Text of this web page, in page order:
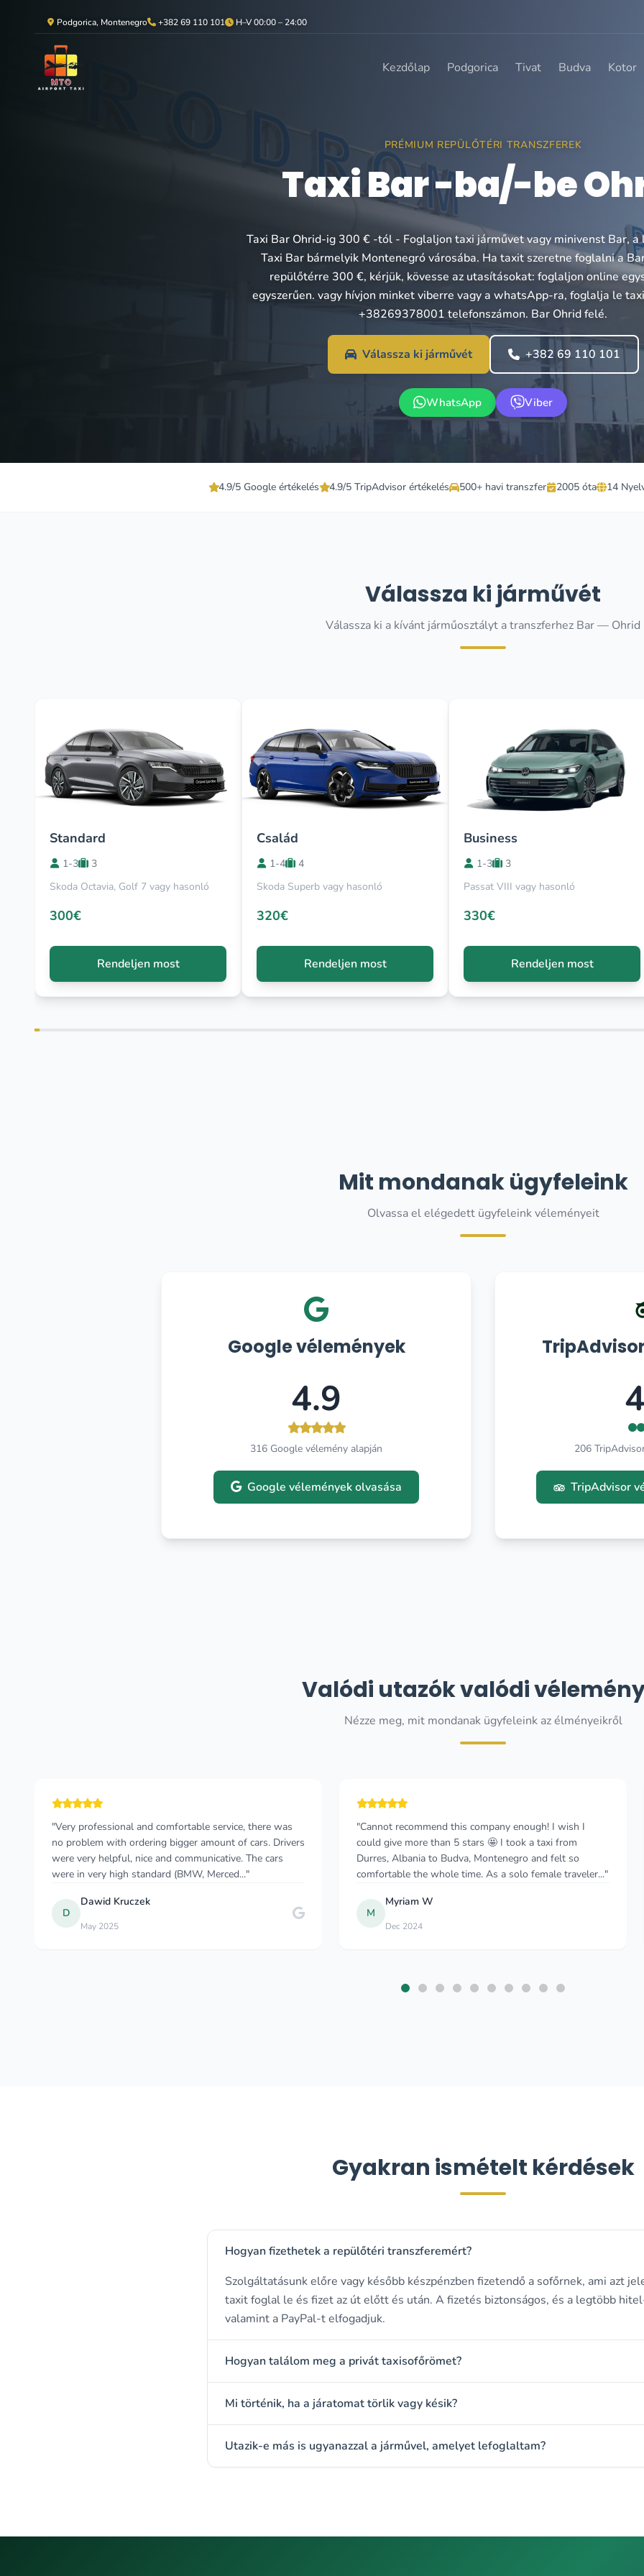
Podgorica, Montenegro +382 69 110 101 H–V 00:00 – 24:00
Kezdőlap Podgorica Tivat Budva Kotor
PRÉMIUM REPÜLŐTÉRI TRANSZFEREK
Taxi Bar -ba/-be
Taxi Bar Ohrid-ig 300 € -tól - Foglaljon taxi járművet vagy minivenst Bar, a
Taxi Bar bármelyik Montenegró városába. Ha taxit szeretne foglalni a
repülőtérre 300 €, kérjük, kövesse az utasításokat: foglaljon online
egyszerűen. vagy hívjon minket viberre vagy a whatsApp-ra, foglalja le
+38269378001 telefonszámon. Bar Ohrid felé.
Válassza ki járművét +382 69 110 101
WhatsApp Viber
4.9/5 Google értékelés 4.9/5 TripAdvisor értékelés 500+ havi transzfer 2005 óta 14
Válassza ki járművét
Válassza ki a kívánt járműosztályt a transzferhez Bar — Ohrid
Standard
1-3
3
Skoda Octavia, Golf 7 vagy hasonló
300€
Rendeljen most
Család
1-4
4
Skoda Superb vagy hasonló
320€
Rendeljen most
Business
1-3
3
Passat VIII vagy hasonló
330€
Rendeljen most
Mit mondanak ügyfeleink
Olvassa el elégedett ügyfeleink véleményeit
Google vélemények
4.9
316 Google vélemény alapján
Google vélemények olvasása
206
TripAdvisor
Valódi utazók valódi
Nézze meg, mit mondanak ügyfeleink az élményeikről
"Cannot recommend this company enough! I wish I
could give more than 5 stars 🤩 I took a taxi from
Durres, Albania to Budva, Montenegro and felt so
comfortable the whole time. As a solo female traveler..."
M
Myriam W
Dec 2024
"great car service in Montenegro and Dubrovnik May
2021 i called this company 2 hours before I left Serbia
at 5am in the morning, i had confirmation in 20 min and
the owner was standing at the door w..."
J
Gyakran ismételt kérdések
Hogyan fizethetek a repülőtéri transzferemért?
Szolgáltatásunk előre vagy később készpénzben fizetendő a sofőrnek, ami azt
taxit foglal le és fizet az út előtt és után. A fizetés biztonságos, és a legtöbb
valamint a PayPal-t elfogadjuk.
Hogyan találom meg a privát taxisofőrömet?
Mi történik, ha a járatomat törlik vagy késik?
Utazik-e más is ugyanazzal a járművel, amelyet lefoglaltam?